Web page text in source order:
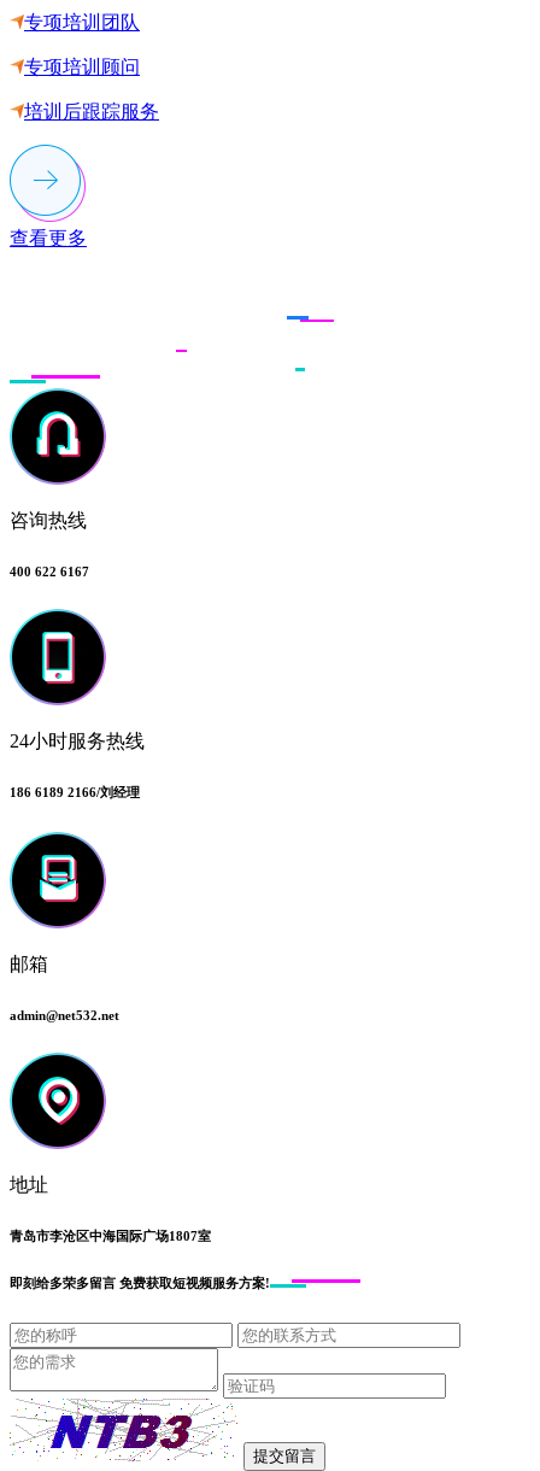
专项培训团队
专项培训顾问
培训后跟踪服务
查看更多
咨询热线
400 622 6167
24小时服务热线
186 6189 2166/刘经理
邮箱
admin@net532.net
地址
青岛市李沧区中海国际广场1807室
即刻给多荣多留言 免费获取短视频服务方案!